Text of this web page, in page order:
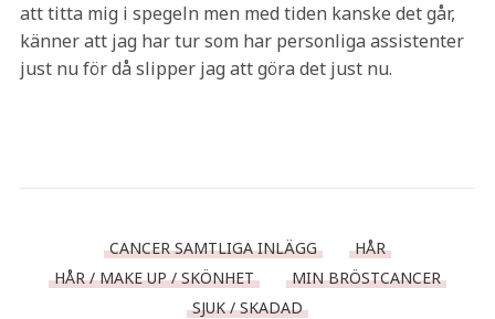
att titta mig i spegeln men med tiden kanske det går,
känner att jag har tur som har personliga assistenter
just nu för då slipper jag att göra det just nu.
CANCER SAMTLIGA INLÄGG
HÅR
HÅR / MAKE UP / SKÖNHET
MIN BRÖSTCANCER
SJUK / SKADAD